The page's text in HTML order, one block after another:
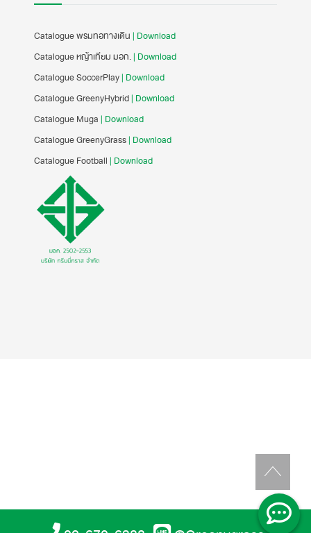
Catalogue พรมทอทางเดิน | Download
Catalogue หญ้าเทียม มอก.| Download
Catalogue SoccerPlay| Download
Catalogue GreenyHybrid| Download
Catalogue Muga | Download
Catalogue GreenyGrass| Download
Catalogue Football | Download